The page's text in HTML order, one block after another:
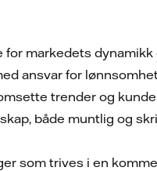
markedets
ansvar for
trender og
både muntlig og
som trives i en